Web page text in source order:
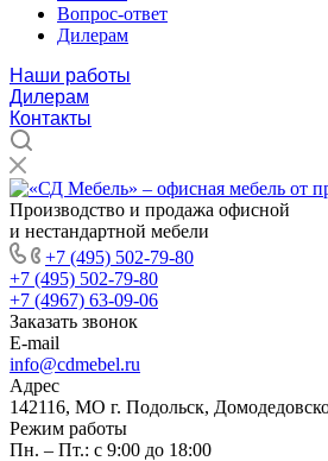
Вопрос-ответ
Дилерам
Наши работы
Дилерам
Контакты
Производство и продажа офисной
и нестандартной мебели
+7 (495) 502-79-80
+7 (495) 502-79-80
+7 (4967) 63-09-06
Заказать звонок
E-mail
info@cdmebel.ru
Адрес
142116, МО г. Подольск,
Режим работы
Пн. – Пт.: с 9:00 до 18:00